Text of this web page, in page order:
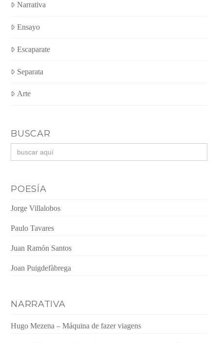
Narrativa
Ensayo
Escaparate
Separata
Arte
BUSCAR
Buscar:
POESÍA
Jorge Villalobos
Paulo Tavares
Juan Ramón Santos
Joan Puigdefàbrega
NARRATIVA
Hugo Mezena – Máquina de fazer viagens